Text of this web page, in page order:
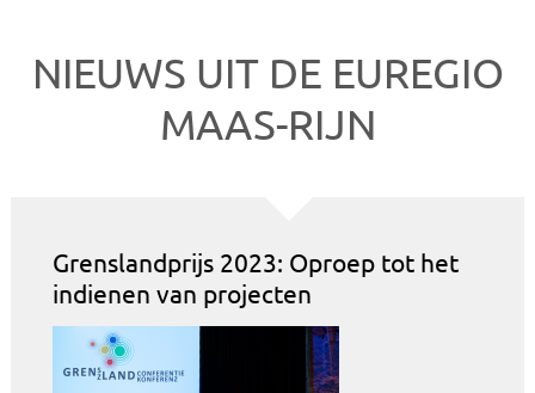
NIEUWS UIT DE EUREGIO
MAAS-RIJN
Grenslandprijs 2023: Oproep tot het
indienen van projecten